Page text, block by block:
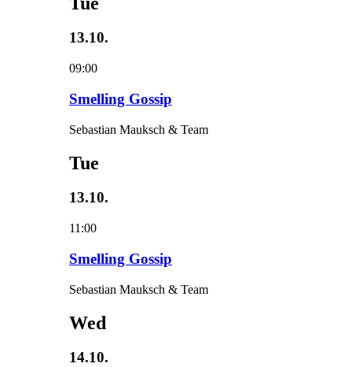
13.10.
09:00
Smelling Gossip
Sebastian Mauksch & Team
Tue
13.10.
11:00
Smelling Gossip
Sebastian Mauksch & Team
Wed
14.10.